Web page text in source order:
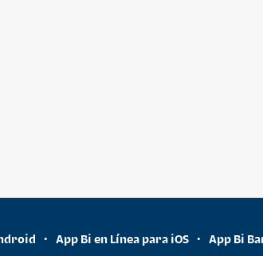
• App Bi en Línea para iOS • App Bi